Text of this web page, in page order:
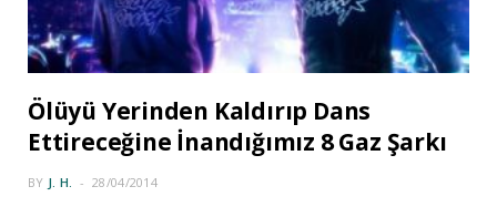
Ölüyü Yerinden Kaldırıp Dans
Ettireceğine İnandığımız 8 Gaz Şarkı
BY J. H. 28/04/2014